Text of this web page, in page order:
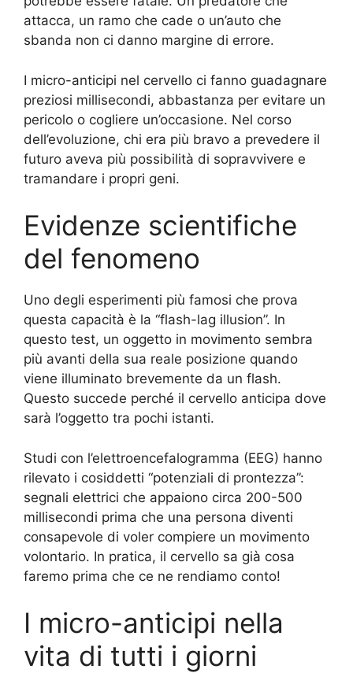
attacca, un ramo che cade o un’auto che
sbanda non ci danno margine di errore.
I micro-anticipi nel cervello ci fanno guadagnare
preziosi millisecondi, abbastanza per evitare un
pericolo o cogliere un’occasione. Nel corso
dell’evoluzione, chi era più bravo a prevedere il
futuro aveva più possibilità di sopravvivere e
tramandare i propri geni.
Evidenze scientifiche
del fenomeno
Uno degli esperimenti più famosi che prova
questa capacità è la “flash-lag illusion”. In
questo test, un oggetto in movimento sembra
più avanti della sua reale posizione quando
viene illuminato brevemente da un flash.
Questo succede perché il cervello anticipa dove
sarà l’oggetto tra pochi istanti.
Studi con l’elettroencefalogramma (EEG) hanno
rilevato i cosiddetti “potenziali di prontezza”:
segnali elettrici che appaiono circa 200-500
millisecondi prima che una persona diventi
consapevole di voler compiere un movimento
volontario. In pratica, il cervello sa già cosa
faremo prima che ce ne rendiamo conto!
I micro-anticipi nella
vita di tutti i giorni